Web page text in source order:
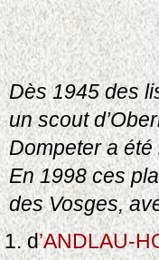
Dès 1945 des
un scout
Dompeter a
En 1998 ces
des Vosges,
d’ANDLAU-